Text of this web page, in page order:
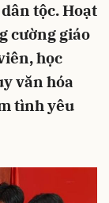
tộc. Hoạt
cường giáo
học
văn hóa
tình yêu